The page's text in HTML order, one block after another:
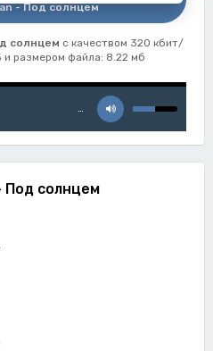
- Под солнцем
солнцем с качеством 320 кбит/
и размером файла: 8.22 мб
…
Под солнцем